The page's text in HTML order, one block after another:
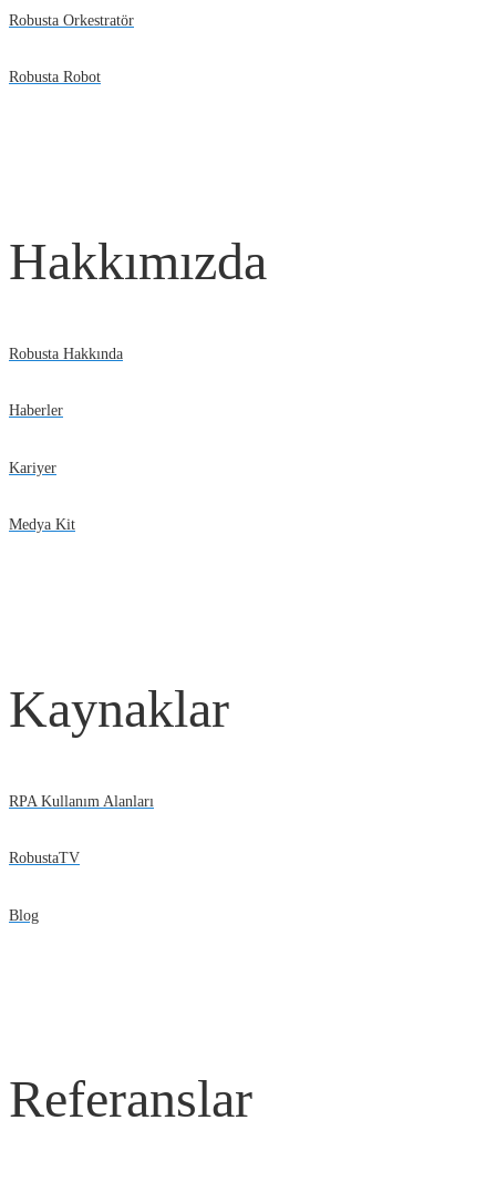
Robusta Orkestratör
Robusta Robot
Hakkımızda
Robusta Hakkında
Haberler
Kariyer
Medya Kit
Kaynaklar
RPA Kullanım Alanları
RobustaTV
Blog
Referanslar